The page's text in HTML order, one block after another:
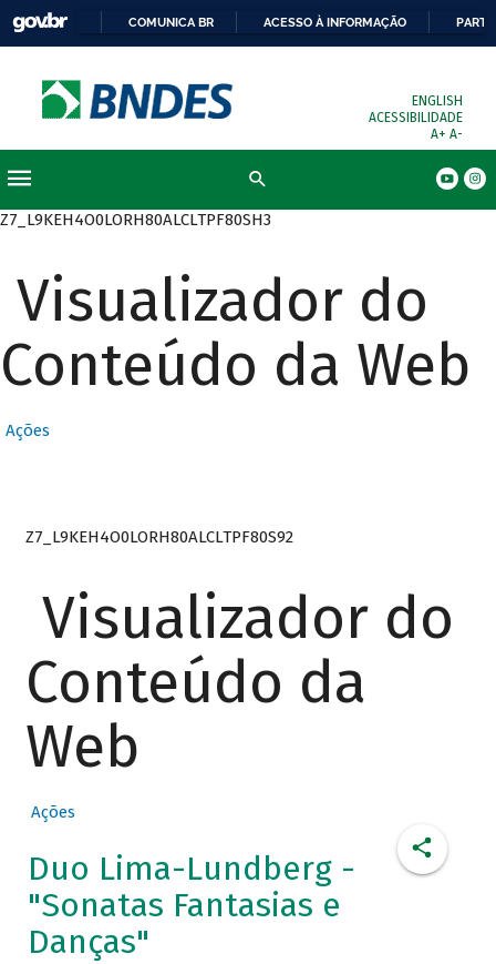
COMUNICA BR ACESSO À INFORMAÇÃO
ENGLISH
ACESSIBILIDADE
A+ A-
Z7_L9KEH4O0LORH80ALCLTPF80SH3
Visualizador do
Conteúdo da Web
Ações
Z7_L9KEH4O0LORH80ALCLTPF80S92
Visualizador do
Conteúdo da
Web
Ações
Duo Lima-Lundberg -
"Sonatas Fantasias e
Danças"